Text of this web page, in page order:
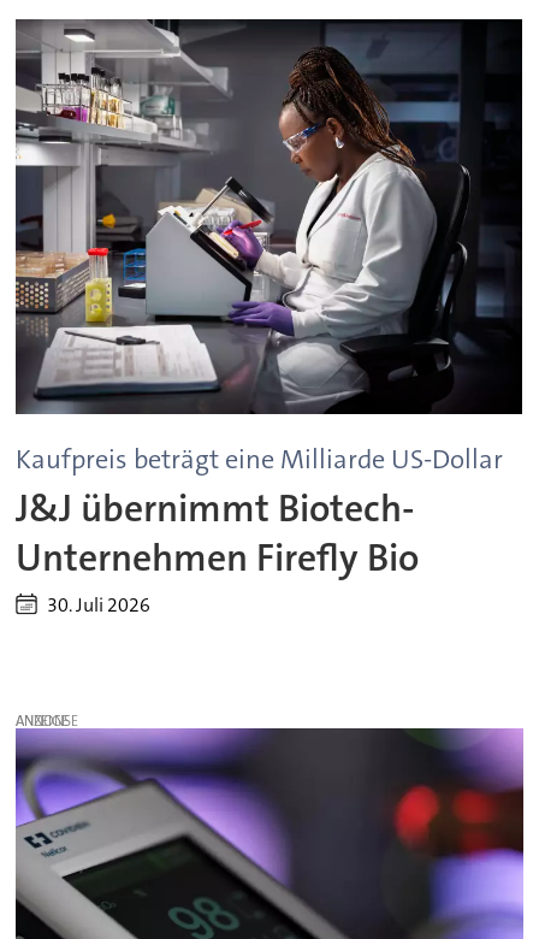
Kaufpreis beträgt eine Milliarde US-Dollar
J&J übernimmt Biotech-
Unternehmen Firefly Bio
30. Juli 2026
ANZEIGE